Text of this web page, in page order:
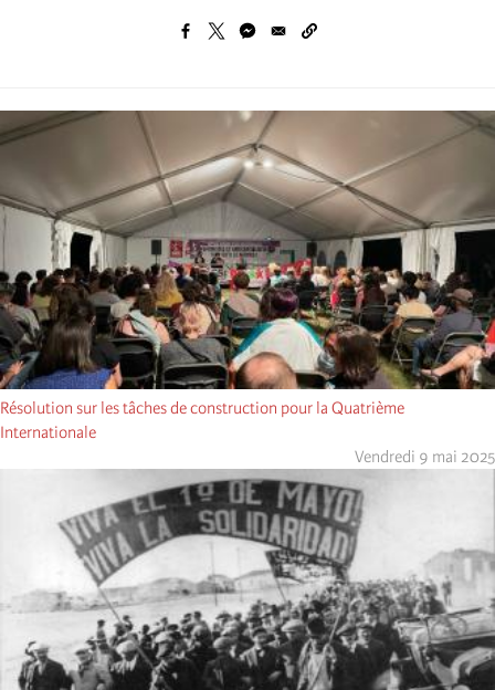
Résolution sur les tâches de construction pour la Quatrième
Internationale
Vendredi 9 mai 2025